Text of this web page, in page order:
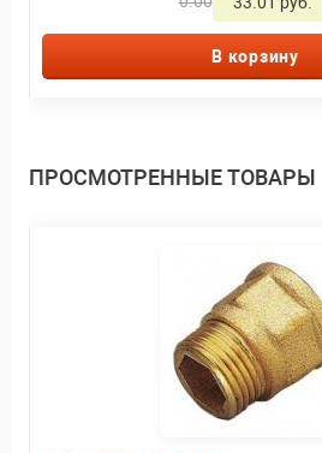
В корзину
ПРОСМОТРЕННЫЕ ТОВАРЫ